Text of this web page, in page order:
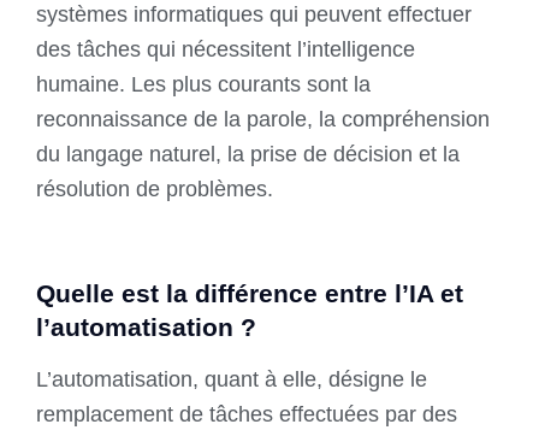
systèmes informatiques qui peuvent effectuer
des tâches qui nécessitent l’intelligence
humaine. Les plus courants sont la
reconnaissance de la parole, la compréhension
du langage naturel, la prise de décision et la
résolution de problèmes.
Quelle est la différence entre l’IA et
l’automatisation ?
L’automatisation, quant à elle, désigne le
remplacement de tâches effectuées par des